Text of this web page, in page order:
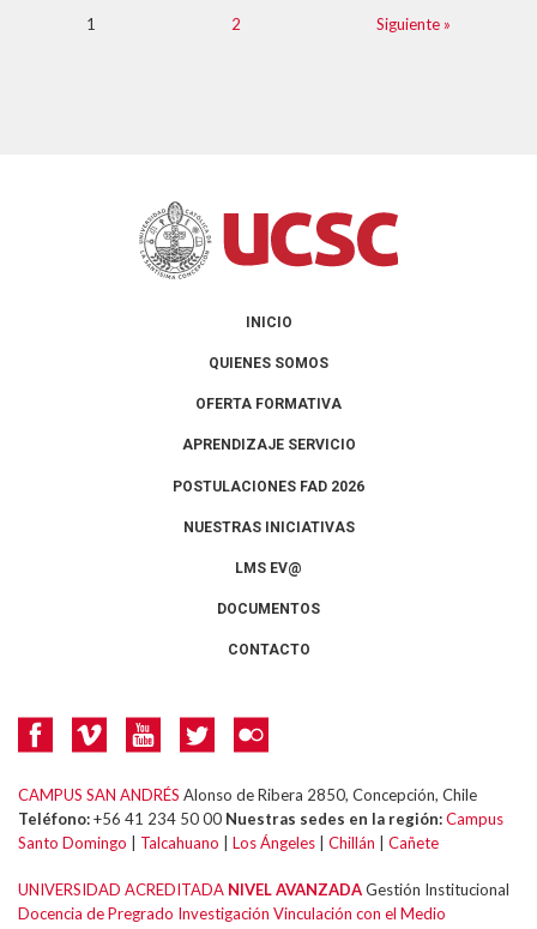
1 2 Siguiente »
INICIO
QUIENES SOMOS
OFERTA FORMATIVA
APRENDIZAJE SERVICIO
POSTULACIONES FAD 2026
NUESTRAS INICIATIVAS
LMS EV@
DOCUMENTOS
CONTACTO
CAMPUS SAN ANDRÉS Alonso de Ribera 2850, Concepción, Chile
Teléfono:+56 41 234 50 00 Nuestras sedes en la región:Campus
Santo Domingo
Talcahuano Los Ángeles Chillán Cañete
UNIVERSIDAD ACREDITADA NIVEL AVANZADAGestión Institucional
Docencia de Pregrado Investigación Vinculación con el Medio